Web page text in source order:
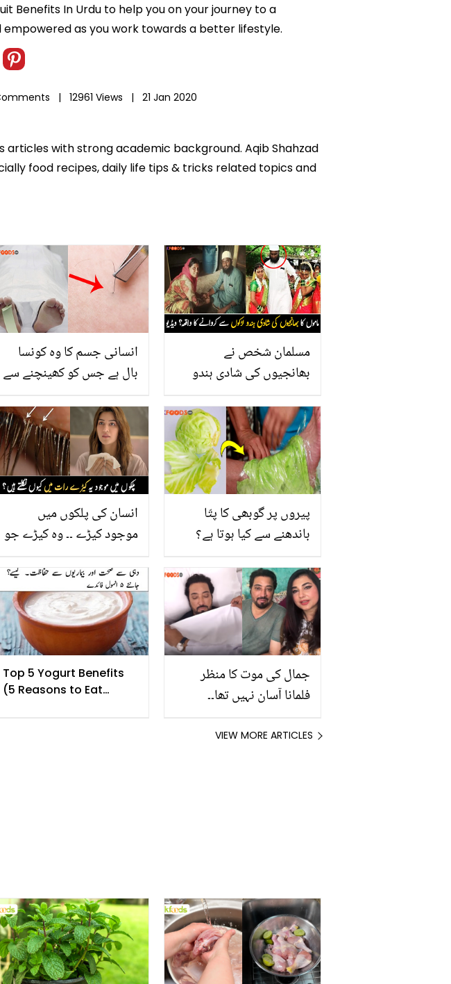
Benefits In Urdu to help you on your journey to a
as you work towards a better lifestyle.
| 12961 Views | 21 Jan 2020
with strong academic background. Aqib Shahzad
food recipes, daily life tips & tricks related topics and
انسانی جسم کا وہ کونسا
بال ہے جس کو کھینچنے سے
معلومات جو آپ کے لیے
جاننا آج ہی ضروری ہے ورنہ
نقصان اٹھانا پڑسکتا ہے
مسلمان شخص نے
بھانجیوں کی شادی ہندو
بھائی پٹھان کون ہے، شادی
پر اس نے بھانجیوں کے
ساتھ کیسا سلوک کیا جسے
دیکھ کر سب جذباتی ہو
گئے؟ دیکھیں
انسان کی پلکوں میں
موجود کیڑے ۔۔ وہ کیڑے جو
ہیں اور رات میں کیوں نکلتے
ہیں؟
پیروں پر گوبھی کا پتّا
باندھنے سے کیا ہوتا ہے؟
آزمائی جانے والی ایسی ٹپ،
جو حیرت انگیز طور پر
فائدہ پہنچاتی ہے
Top 5 Yogurt Benefits
(5 Reasons to Eat
جمال کی موت کا منظر
فلمانا آسان نہیں تھا۔۔
سین پر بات کرتے ہوئے
VIEW MORE ARTICLES